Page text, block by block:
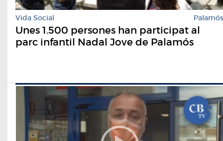
Vida Social Palamós
Unes 1.500 persones han participat al
parc infantil Nadal Jove de Palamós